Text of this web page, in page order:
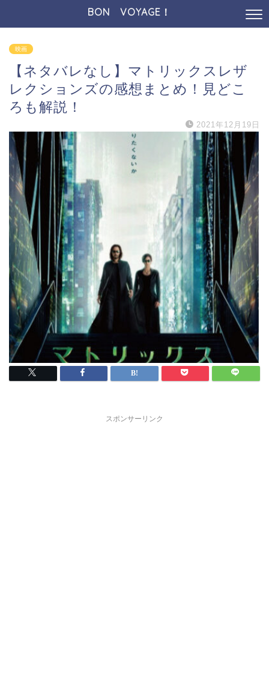
BON VOYAGE！
映画
【ネタバレなし】マトリックスレザ
レクションズの感想まとめ！見どこ
ろも解説！
2021年12月19日
スポンサーリンク